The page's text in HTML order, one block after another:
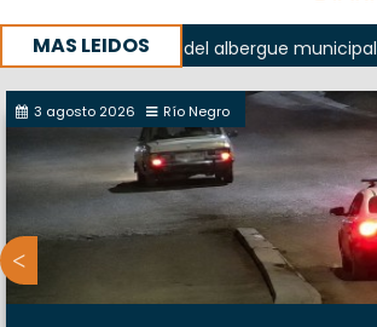
MAS LEIDOSdel albergue municipal de Viedma
con un encuentro provincial en Roca
3 agosto 2026 Río Negro